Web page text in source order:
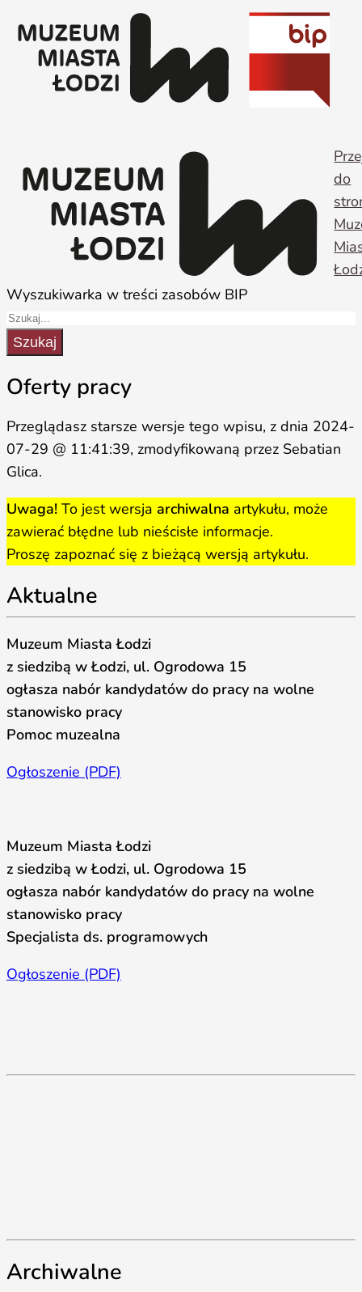
do
treści
do
Wyszukiwarka w treści zasobów BIP
Szukaj
Oferty pracy
Przeglądasz starsze wersje tego wpisu, z dnia 2024-
07-29 @ 11:41:39, zmodyfikowaną przez Sebatian
Glica.
Uwaga! To jest wersja archiwalna artykułu, może
zawierać błędne lub nieścisłe informacje.
Proszę zapoznać się z bieżącą wersją artykułu.
Aktualne
Muzeum Miasta Łodzi
z siedzibą w Łodzi, ul. Ogrodowa 15
ogłasza nabór kandydatów do pracy na wolne
stanowisko pracy
Pomoc muzealna
Ogłoszenie (PDF)
Muzeum Miasta Łodzi
z siedzibą w Łodzi, ul. Ogrodowa 15
ogłasza nabór kandydatów do pracy na wolne
stanowisko pracy
Specjalista ds. programowych
Ogłoszenie (PDF)
Archiwalne